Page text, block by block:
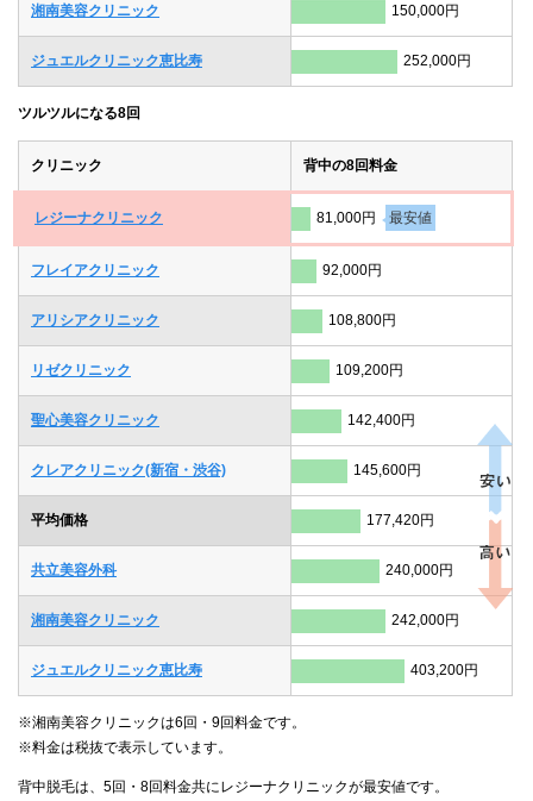
湘南美容クリニック 150,000円
ジュエルクリニック恵比寿 252,000円
ツルツルになる8回
クリニック 背中の8回料金
レジーナクリニック 81,000円 最安値
フレイアクリニック 92,000円
アリシアクリニック 108,800円
リゼクリニック 109,200円
聖心美容クリニック 142,400円
クレアクリニック(新宿・渋谷) 145,600円
平均価格 177,420円
共立美容外科 240,000円
湘南美容クリニック 242,000円
ジュエルクリニック恵比寿 403,200円
※湘南美容クリニックは6回・9回料金です。
※料金は税抜で表示しています。
背中脱毛は、5回・8回料金共にレジーナクリニックが最安値です。